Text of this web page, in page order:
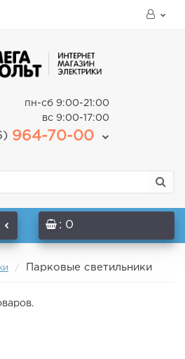
пн-сб 9:00-21:00
вс 9:00-17:00
964-70-00
: 0
Парковые светильники